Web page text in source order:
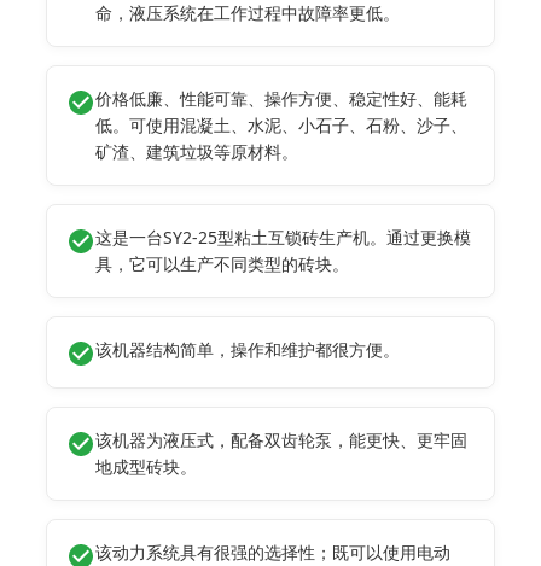
命，液压系统在工作过程中故障率更低。
价格低廉、性能可靠、操作方便、稳定性好、能耗
低。可使用混凝土、水泥、小石子、石粉、沙子、
矿渣、建筑垃圾等原材料。
这是一台SY2-25型粘土互锁砖生产机。通过更换模
具，它可以生产不同类型的砖块。
该机器结构简单，操作和维护都很方便。
该机器为液压式，配备双齿轮泵，能更快、更牢固
地成型砖块。
该动力系统具有很强的选择性；既可以使用电动